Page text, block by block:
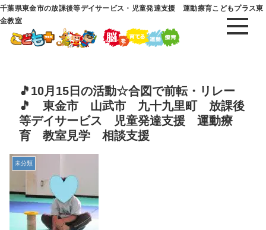
千葉県東金市の放課後等デイサービス・児童発達支援 運動療育こどもプラス東
金教室
🎵10月15日の活動☆合図で前転・リレー
🎵 東金市 山武市 九十九里町 放課後
等デイサービス 児童発達支援 運動療
育 教室見学 相談支援
未分類